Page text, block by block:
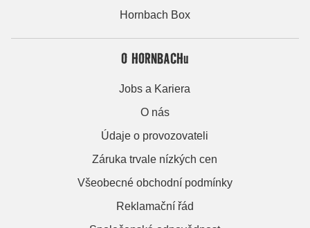
Hornbach Box
O HORNBACHu
Jobs a Kariera
O nás
Údaje o provozovateli
Záruka trvale nízkých cen
Všeobecné obchodní podmínky
Reklamační řád